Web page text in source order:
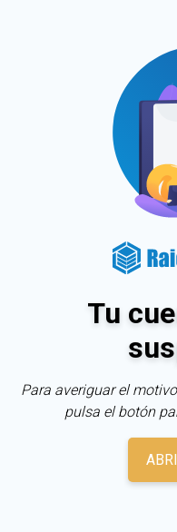
Tu
Para averiguar el
pulsa el botón